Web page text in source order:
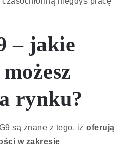
– jakie
rynku?
są znane z tego, iżoferują
w zakresie